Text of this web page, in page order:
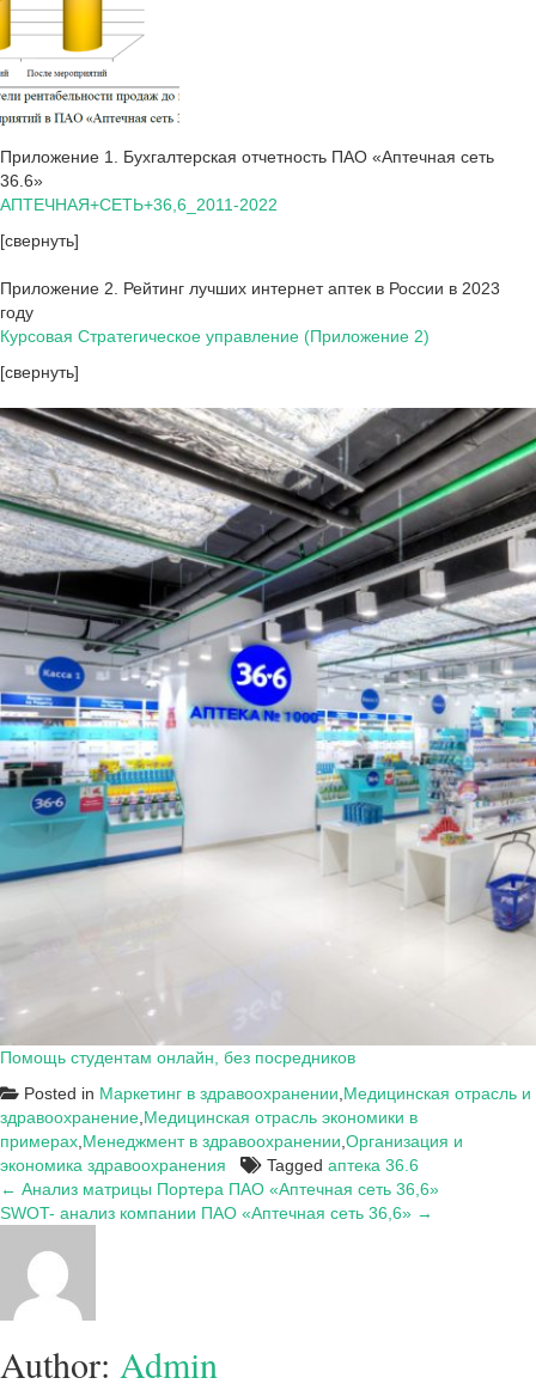
Приложение 1. Бухгалтерская отчетность ПАО «Аптечная сеть
36.6»
АПТЕЧНАЯ+СЕТЬ+36,6_2011-2022
[свернуть]
Приложение 2. Рейтинг лучших интернет аптек в России в 2023
году
Курсовая Стратегическое управление (Приложение 2)
[свернуть]
Помощь студентам онлайн, без посредников
Posted in Маркетинг в здравоохранении Медицинская отрасль и
здравоохранение Медицинская отрасль экономики в
примерах Менеджмент в здравоохранении Организация и
экономика здравоохранения
Tagged аптека 36.6
Навигация
по
записям
← Анализ матрицы Портера ПАО «Аптечная сеть 36,6»
SWOT- анализ компании ПАО «Аптечная сеть 36,6» →
Author: Admin